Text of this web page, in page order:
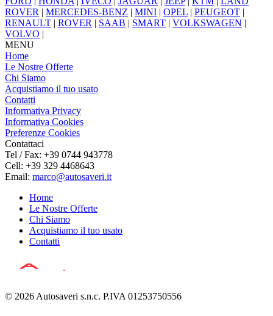
ROVER | MERCEDES-BENZ | MINI | OPEL | PEUGEOT |
RENAULT | ROVER | SAAB | SMART | VOLKSWAGEN |
VOLVO |
MENU
Home
Le Nostre Offerte
Chi Siamo
Acquistiamo il tuo usato
Contatti
Informativa Privacy
Informativa Cookies
Preferenze Cookies
Contattaci
Tel / Fax: +39 0744 943778
Cell: +39 329 4468643
Email: marco@autosaveri.it
Home
Le Nostre Offerte
Chi Siamo
Acquistiamo il tuo usato
Contatti
© 2026 Autosaveri s.n.c. P.IVA 01253750556